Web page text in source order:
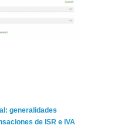
generalidades
de ISR e IVA